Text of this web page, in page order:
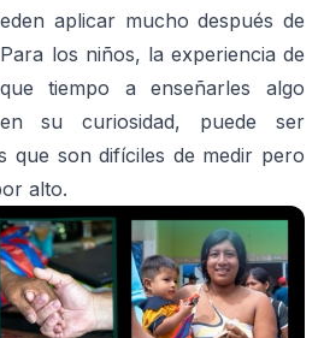
aplicar mucho después de
los niños, la experiencia de
tiempo a enseñarles algo
su curiosidad, puede ser
que son difíciles de medir pero
alto.